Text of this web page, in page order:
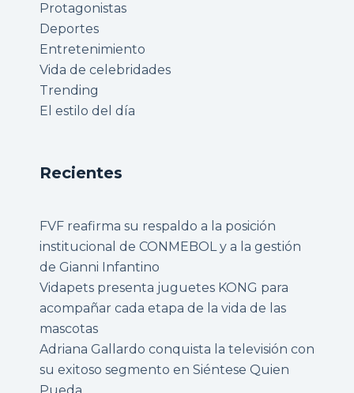
Protagonistas
Deportes
Entretenimiento
Vida de celebridades
Trending
El estilo del día
Recientes
FVF reafirma su respaldo a la posición
institucional de CONMEBOL y a la gestión
de Gianni Infantino
Vidapets presenta juguetes KONG para
acompañar cada etapa de la vida de las
mascotas
Adriana Gallardo conquista la televisión con
su exitoso segmento en Siéntese Quien